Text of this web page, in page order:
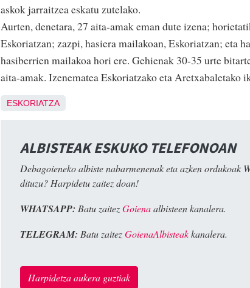
askok jarraitzea eskatu zutelako.
Aurten, denetara, 27 aita-amak eman dute izena;
Eskoriatzan; zazpi, hasiera mailakoan, Eskoriatzan; eta
hasiberrien mailakoa hori ere. Gehienak 30-35 urte
aita-amak. Izenematea Eskoriatzako eta Aretxabaletako
ESKORIATZA
ALBISTEAK ESKUKO TELEFONOAN
Debagoieneko albiste nabarmenenak eta azken ordukoak
dituzu? Harpidetu zaitez doan!
WHATSAPP: Batu zaitezGoienaalbisteen kanalera.
TELEGRAM: Batu zaitezGoienaAlbisteakkanalera.
Harpidetza aukera guztiak